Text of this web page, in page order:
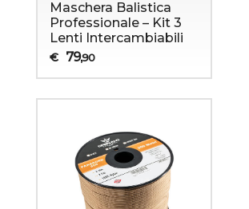
Maschera Balistica
Professionale – Kit 3
Lenti Intercambiabili
€ 79,90